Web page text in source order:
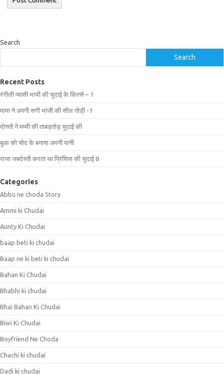
Search
Search
Recent Posts
रंगीली प्यासी भाभी की चुदाई के किस्से – 1
मामा ने अपनी सगी भांजी की सील तोड़ी -1
दोस्तों ने मम्मी की ताबड़तोड़ चुदाई की
बुआ को चोद के बनाया अपनी पत्नी
राजा जबर्दस्ती करता था प्रिंसिस की चुदाई 8
Categories
Abbu ne choda Story
Ammi ki Chudai
Aunty Ki Chudai
baap beti ki chudai
Baap ne ki beti ki chudai
Bahan Ki Chudai
Bhabhi ki chudai
Bhai Bahan Ki Chudai
Biwi Ki Chudai
Boyfriend Ne Choda
Chachi ki chudai
Dadi ki chudai